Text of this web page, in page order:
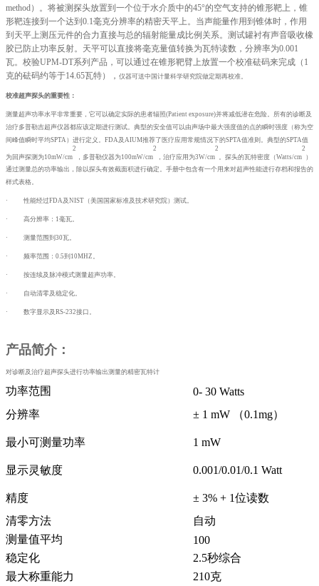
method）。将被测探头放置到一个位于水介质中的45°的空气支持的锥形靶上，锥
形靶连接到一个达到0.1毫克分辨率的精密天平上。当声能量作用到锥体时，作用
到天平上测压元件的合力直接与总的辐射能量成比例关系。测试罐衬有声音吸收橡
胶已防止功率反射。天平可以直接将毫克量值转换为瓦特读数，分辨率为0.001
瓦。校验UPM-DT系列产品，可以通过在锥形靶臂上放置一个校准砝码来完成（ 1
克的砝码约等于14.65瓦特）， 仪器可送中国计量科学研究院做定期再校准。
校准超声探头的重要性：
测量超声功率水平非常重要，它可以确定实际的患者辐照(Patient exposure)并将减低潜在危险。所有的诊断及
治疗多普勒吉超声仪器都应该定期进行测试。典型的安全值可以由声场中最大强度值的点的瞬时强度（称为空
间峰值瞬时平均SPTA ）进行定义。 FDA 及 AIUM推荐了医疗应用常规情况下的SPTA值准则。典型的SPTA值
为回声探测为10mW/cm
2
，多普勒仪器为100mW/cm
2
，治疗应用为3W/cm
2
。探头的瓦特密度（Watts/cm
2
）
通过测量总的功率输出，除以探头有效截面积进行确定。手册中包含有一个用来对超声性能进行存档和报告的
样式表格。
· 性能经过FDA及 NIST （美国国家标准及技术研究院）测试。
· 高分辨率： 1毫瓦。
· 测量范围到 30瓦。
· 频率范围： 0.5到 10MHZ 。
· 按连续及脉冲模式测量超声功率。
· 自动清零及稳定化。
· 数字显示及 RS-232接口。
产品简介：
对诊断及治疗超声探头进行功率输出测量的精密瓦特计
功率范围
0- 30 Watts
分辨率
± 1 mW （0.1mg）
最小可测量功率 1 mW
显示灵敏度 0.001/0.01/0.1 Watt
精度
± 3% + 1位读数
清零方法
自动
测量值平均
100
稳定化
2.5秒综合
最大称重能力
210克